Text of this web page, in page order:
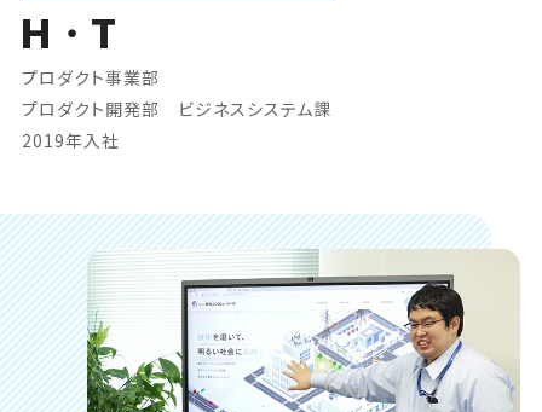
H・T
プロダクト事業部
プロダクト開発部 ビジネスシステム課
2019年入社